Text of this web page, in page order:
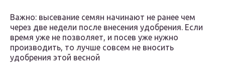
Важно: высевание семян начинают не ранее чем
через две недели после внесения удобрения. Если
время уже не позволяет, и посев уже нужно
производить, то лучше совсем не вносить
удобрения этой весной